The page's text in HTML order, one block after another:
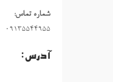
شماره تماس:
09135544955
آدرس: